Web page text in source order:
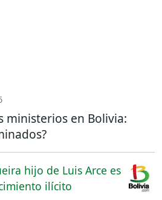
ministerios en Bolivia: